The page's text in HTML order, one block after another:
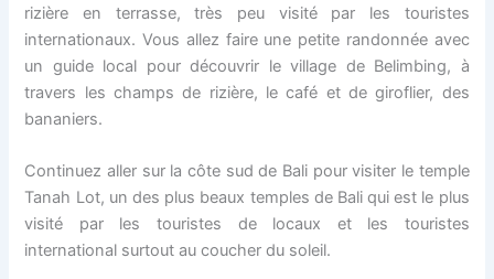
rizière en terrasse, très peu visité par les touristes
internationaux. Vous allez faire une petite randonnée avec
un guide local pour découvrir le village de Belimbing, à
travers les champs de rizière, le café et de giroflier, des
bananiers.
Continuez aller sur la côte sud de Bali pour visiter le temple
Tanah Lot, un des plus beaux temples de Bali qui est le plus
visité par les touristes de locaux et les touristes
international surtout au coucher du soleil.